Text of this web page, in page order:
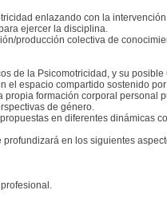
enlazando con la
ejercer la disciplina.
producción colectiva de
de la Psicomotricidad, y su
el espacio compartido sostenido
formación corporal personal
de género.
en diferentes dinámicas
en los siguientes